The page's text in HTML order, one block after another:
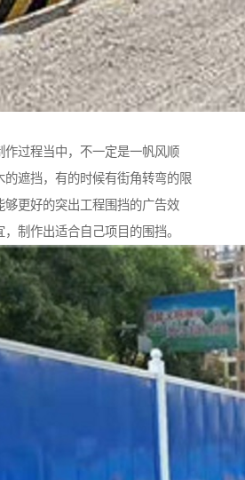
作过程当中，不一定是一帆风顺
的遮挡，有的时候有街角转弯的限
够更好的突出工程围挡的广告效
制作出适合自己项目的围挡。